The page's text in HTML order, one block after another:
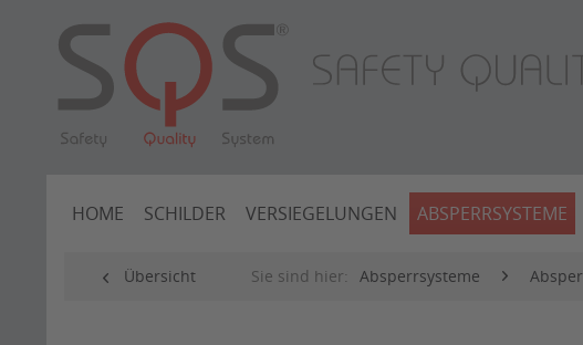
HOME SCHILDER VERSIEGELUNGEN ABSPERRSYSTEME
Übersicht Sie sind hier: Absperrsysteme